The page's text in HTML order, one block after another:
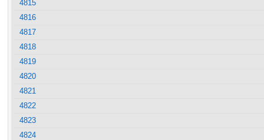
4815
4816
4817
4818
4819
4820
4821
4822
4823
4824